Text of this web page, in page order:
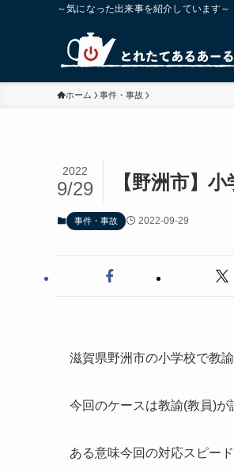
～気になった出来事を紹介しています～
ホーム 事件・事故
【野洲市】
2022
9/29
事件・事故 2022-09-29
滋賀県野洲市の小学校で教
今回のケースは教諭(教員)が
ある意味今回の対応スピー